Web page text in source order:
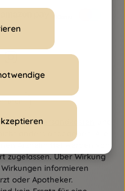
zzgl.Versandkosten
anders angegeben. Alle
Arzneimittel werden von
zugelassen. Über Wirkung
informieren
oder Apotheker.